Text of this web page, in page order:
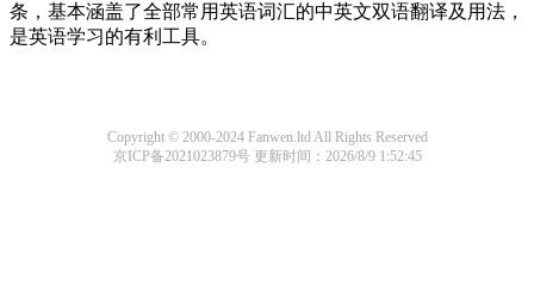
条，基本涵盖了全部常用英语词汇的中英文双语翻译及用法，
是英语学习的有利工具。
Copyright © 2000-2024 Fanwen.ltd All Rights Reserved
京ICP备2021023879号更新时间：2026/8/9 1:52:45